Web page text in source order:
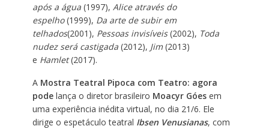
após a água(1997), Alice através do
espelho(1999), Da arte de subir em
telhados(2001), Pessoas invisíveis(2002), Toda
nudez será castigada(2012), Jim(2013)
e Hamlet(2017).
A Mostra Teatral Pipoca com Teatro: agora
podelança o diretor brasileiro Moacyr Góesem
uma experiência inédita virtual, no dia 21/6. Ele
dirige o espetáculo teatral Ibsen Venusianas, com